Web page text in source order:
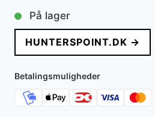
På lager
HUNTERSPOINT.DK →
Betalingsmuligheder